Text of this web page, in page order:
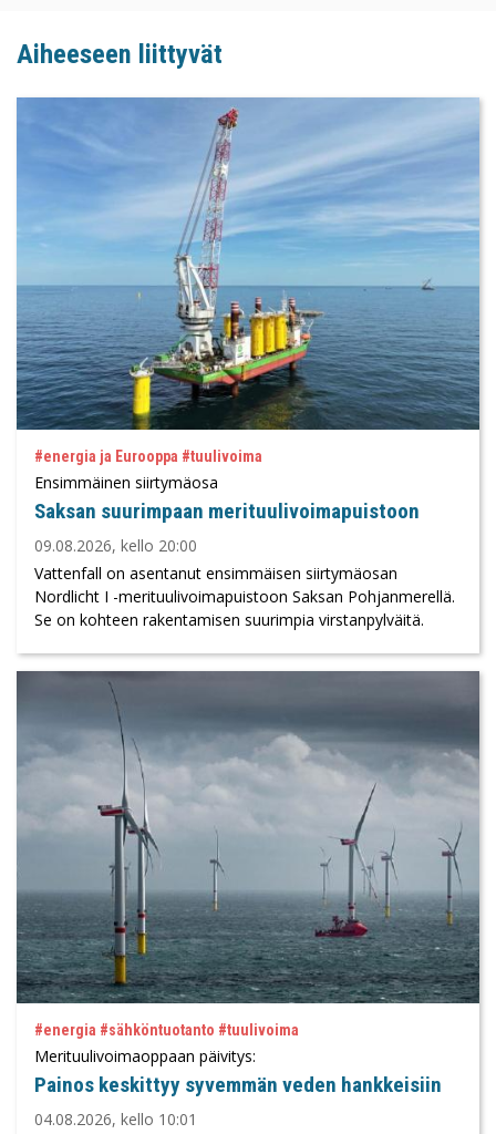
Aiheeseen liittyvät
#energia ja Eurooppa #tuulivoima
Ensimmäinen siirtymäosa
Saksan suurimpaan merituulivoimapuistoon
09.08.2026, kello 20:00
Vattenfall on asentanut ensimmäisen siirtymäosan
Nordlicht I -merituulivoimapuistoon Saksan Pohjanmerellä.
Se on kohteen rakentamisen suurimpia virstanpylväitä.
#energia #sähköntuotanto #tuulivoima
Merituulivoimaoppaan päivitys:
Painos keskittyy syvemmän veden hankkeisiin
04.08.2026, kello 10:01